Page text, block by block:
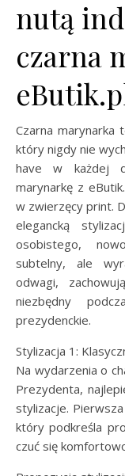
nutą
czarna
Czarna
który nigdy nie
have w każdej
marynarkę z
w zwierzęcy print.
elegancką
osobistego,
subtelny, ale
odwagi,
niezbędny
prezydenckie.
Stylizacja 1:
Na wydarzenia o
Prezydenta,
stylizacje.
który podkreśla
czuć się